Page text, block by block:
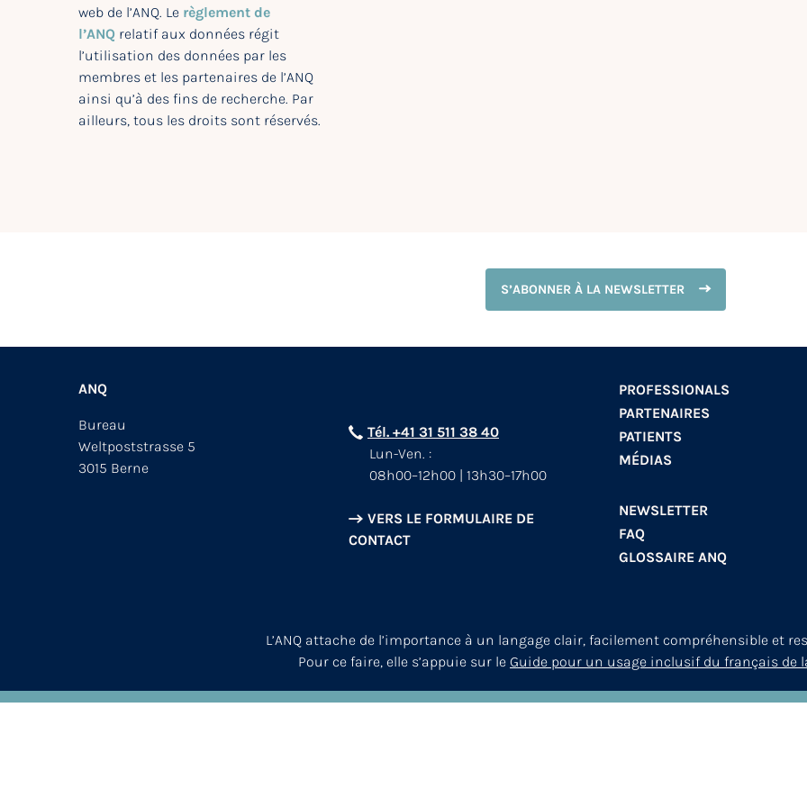
web de l’ANQ. Le règlement de
l’ANQ relatif aux données régit
l’utilisation des données par les
membres et les partenaires de l’ANQ
ainsi qu’à des fins de recherche. Par
ailleurs, tous les droits sont réservés.
S’ABONNER À LA NEWSLETTER
ANQ
Bureau
Weltpoststrasse 5
3015 Berne
Tél. +41 31 511 38 40
Lun-Ven. :
08h00–12h00 | 13h30–17h00
VERS LE FORMULAIRE DE
CONTACT
PROFESSIONALS
PARTENAIRES
PATIENTS
MÉDIAS
NEWSLETTER
FAQ
GLOSSAIRE ANQ
L’ANQ attache de l’importance à un langage clair, facilement compréhensible et
Pour ce faire, elle s’appuie sur le Guide pour un usage inclusif du français de